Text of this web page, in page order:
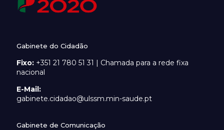
Gabinete do Cidadão
Fixo: +351 21 780 51 31 | Chamada para a rede fixa
nacional
E-Mail:
gabinete.cidadao@ulssm.min-saude.pt
Gabinete de Comunicação